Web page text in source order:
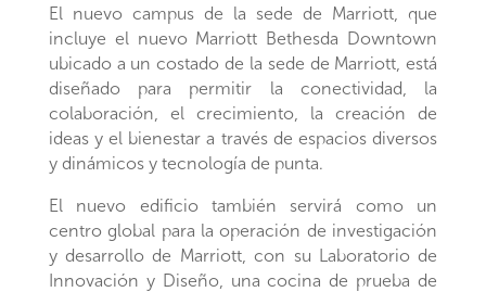
El nuevo campus de la sede de Marriott, que
incluye el nuevo Marriott Bethesda Downtown
ubicado a un costado de la sede de Marriott, está
diseñado para permitir la conectividad, la
colaboración, el crecimiento, la creación de
ideas y el bienestar a través de espacios diversos
y dinámicos y tecnología de punta.
El nuevo edificio también servirá como un
centro global para la operación de investigación
y desarrollo de Marriott, con su Laboratorio de
Innovación y Diseño, una cocina de prueba de